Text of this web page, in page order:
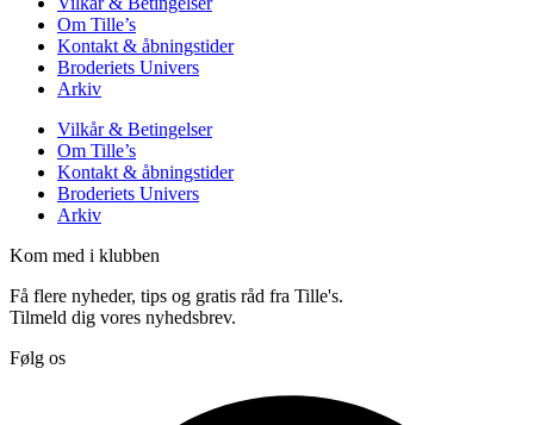
Om Tille’s
Kontakt & åbningstider
Broderiets Univers
Arkiv
Vilkår & Betingelser
Om Tille’s
Kontakt & åbningstider
Broderiets Univers
Arkiv
Kom med i klubben
Få flere nyheder, tips og gratis råd fra Tille's.
Tilmeld dig vores nyhedsbrev.
Følg os